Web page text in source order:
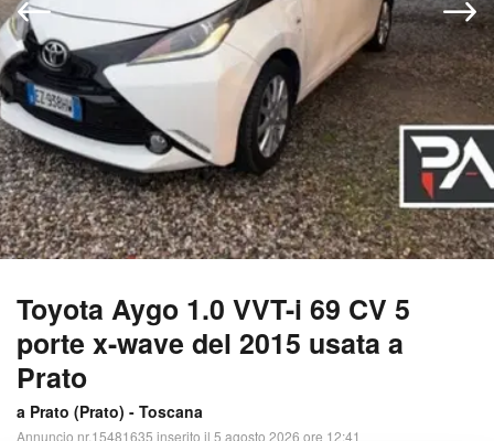
Toyota Aygo 1.0 VVT-i 69 CV 5
porte x-wave del 2015 usata a
Prato
a Prato (Prato) - Toscana
Annuncio nr.15481635 inserito il 5 agosto 2026 ore 12:41